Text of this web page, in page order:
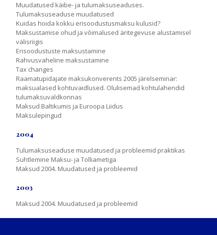
Muudatused käibe- ja tulumaksuseaduses.
Tulumaksuseaduse muudatused
Kuidas hoida kokku erisoodustusmaksu kulusid?
Maksustamise ohud ja võimalused äritegevuse alustamisel
välisriigis
Erisoodustuste maksustamine
Rahvusvaheline maksustamine
Tax changes
Raamatupidajate maksukonverents 2005 järelseminar:
maksualased kohtuvaidlused. Olulisemad kohtulahendid
tulumaksuvaldkonnas
Maksud Baltikumis ja Euroopa Liidus
Maksulepingud
2004
Tulumaksuseaduse muudatused ja probleemid praktikas
Suhtlemine Maksu- ja Tolliametiga
Maksud 2004. Muudatused ja probleemid
2003
Maksud 2004. Muudatused ja probleemid